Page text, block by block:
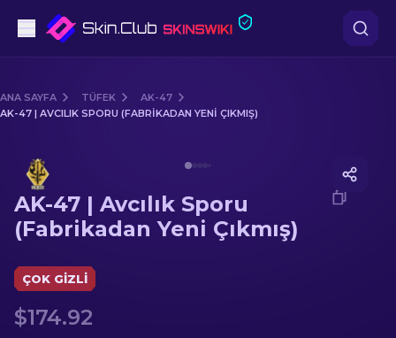
Orta seviye
Dürbünlü Tüfek
Eldiven
ANA SAYFA TÜFEK
AK-47
AK-47 | AVCILIK SPORU (FABRIKADAN YENI ÇIKMIŞ)
AK-47 | Avcılık Sporu
(Fabrikadan Yeni Çıkmış)
ÇOK GIZLI
$174.92